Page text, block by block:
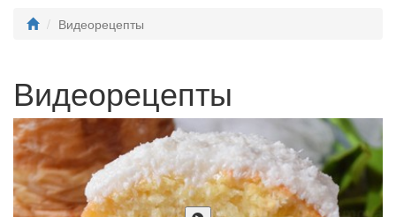
Видеорецепты
Видеорецепты